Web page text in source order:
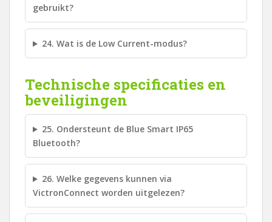
gebruikt?
24. Wat is de Low Current-modus?
Technische specificaties en
beveiligingen
25. Ondersteunt de Blue Smart IP65
Bluetooth?
26. Welke gegevens kunnen via
VictronConnect worden uitgelezen?